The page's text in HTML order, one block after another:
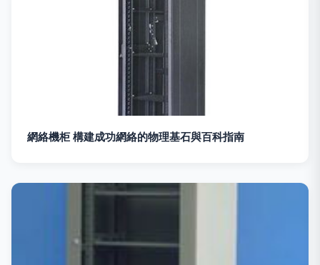
網絡機柜 構建成功網絡的物理基石與百科指南